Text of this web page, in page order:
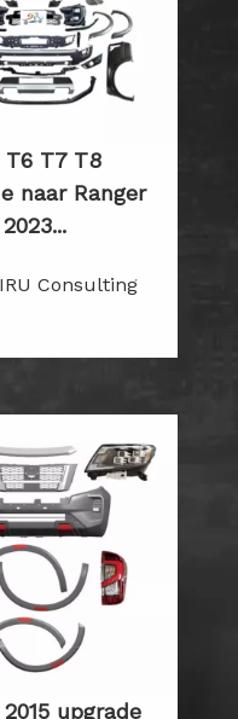
T6 T7 T8
naar Ranger
Consulting
upgrade